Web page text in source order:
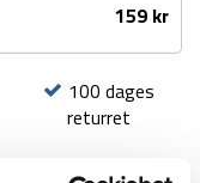
159 kr
100 dages
returret